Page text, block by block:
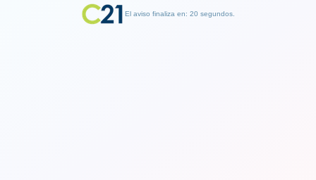
El aviso finaliza en: 19 segundos.